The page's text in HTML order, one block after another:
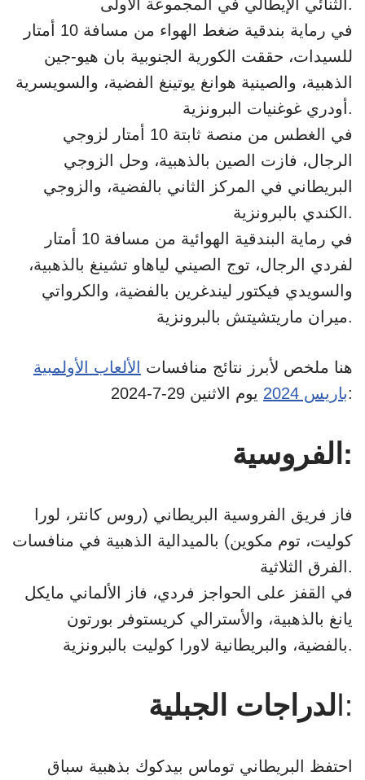
الثنائي الإيطالي في المجموعة الأولى.
في رماية بندقية ضغط الهواء من مسافة 10 أمتار
للسيدات، حققت الكورية الجنوبية بان هيو-جين
الذهبية، والصينية هوانغ يوتينغ الفضية، والسويسرية
أودري غوغنيات البرونزية.
في الغطس من منصة ثابتة 10 أمتار لزوجي
الرجال، فازت الصين بالذهبية، وحل الزوجي
البريطاني في المركز الثاني بالفضية، والزوجي
الكندي بالبرونزية.
في رماية البندقية الهوائية من مسافة 10 أمتار
لفردي الرجال، توج الصيني لياهاو تشينغ بالذهبية،
والسويدي فيكتور ليندغرين بالفضية، والكرواتي
ميران ماريتشيتش بالبرونزية.
هنا ملخص لأبرز نتائج منافسات
الألعاب الأولمبية
باريس 2024يوم الاثنين 29-7-2024:
الفروسية:
فاز فريق الفروسية البريطاني (روس كانتر، لورا
كوليت، توم مكوين) بالميدالية الذهبية في منافسات
الفرق الثلاثية.
في القفز على الحواجز فردي، فاز الألماني مايكل
يانغ بالذهبية، والأسترالي كريستوفر بورتون
بالفضية، والبريطانية لاورا كوليت بالبرونزية.
لدراجات الجبلية :
احتفظ البريطاني توماس بيدكوك بذهبية سباق